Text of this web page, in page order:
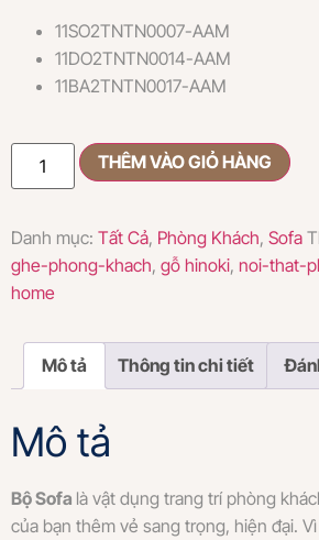
11SO2TNTN0007-AAM
11DO2TNTN0014-AAM
11BA2TNTN0017-AAM
THÊM VÀO GIỎ HÀNG
Danh mục: Tất Cả, Phòng Khách, Sofa
ghe-phong-khach, gỗ hinoki, noi-that-
home
Mô tả Thông tin chi tiết
Mô tả
Bộ Sofa là vật dụng trang trí phòng
của bạn thêm vẻ sang trọng, hiện đại.